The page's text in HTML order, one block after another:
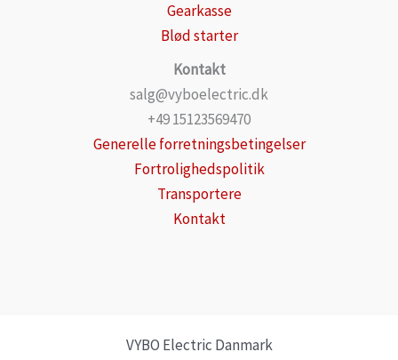
Gearkasse
Blød starter
Kontakt
salg@vyboelectric.dk
+49 15123569470
Generelle forretningsbetingelser
Fortrolighedspolitik
Transportere
Kontakt
VYBO Electric Danmark